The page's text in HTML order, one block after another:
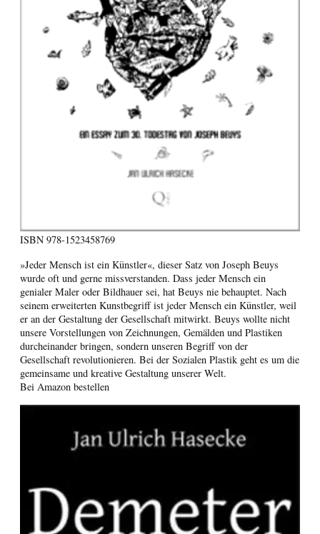
ISBN 978-1523458769
»Jeder Mensch ist ein Künstler«, dieser Satz von Joseph Beuys
wurde oft und gerne missverstanden. Dass jeder Mensch ein
genialer Maler oder Bildhauer sei, hat Beuys nie behauptet. Nach
seinem erweiterten Kunstbegriff ist jeder Mensch ein Künstler, weil
er an der Gestaltung der Gesellschaft mitwirkt. Beuys wollte nicht
unsere Vorstellungen von Zeichnungen, Gemälden und Plastiken
durcheinander bringen, sondern unseren Begriff von der
Gesellschaft revolutionieren. Bei der Sozialen Plastik geht es um die
gemeinsame und kreative Gestaltung unserer Welt.
Bei Amazon bestellen